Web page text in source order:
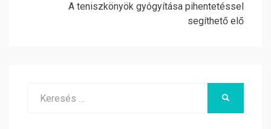
A teniszkönyök gyógyítása pihentetéssel
segíthető elő